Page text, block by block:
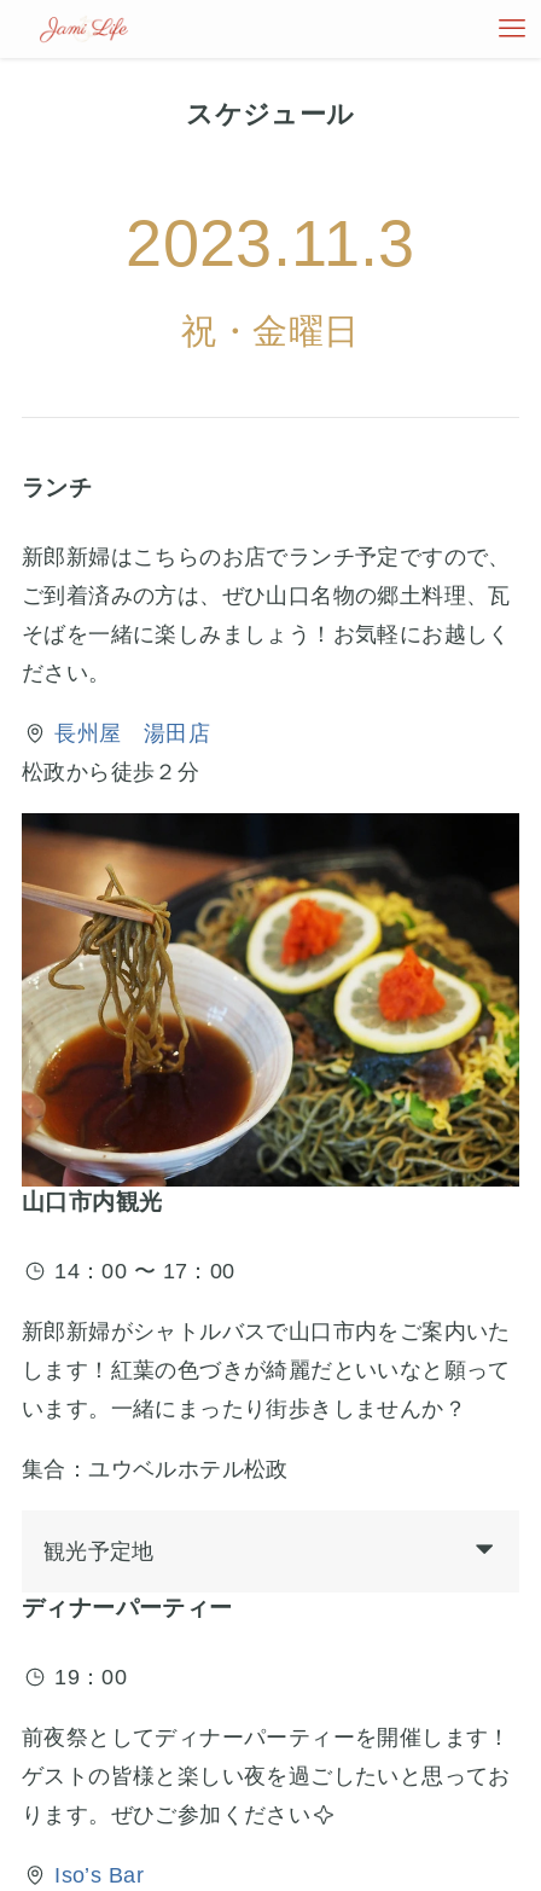
スケジュール
2023.11.3
祝・金曜日
ランチ
新郎新婦はこちらのお店でランチ予定ですので、
ご到着済みの方は、ぜひ山口名物の郷土料理、瓦
そばを一緒に楽しみましょう！お気軽にお越しく
ださい。
長州屋 湯田店
松政から徒歩２分
山口市内観光
14：00 〜 17：00
新郎新婦がシャトルバスで山口市内をご案内いた
します！紅葉の色づきが綺麗だといいなと願って
います。一緒にまったり街歩きしませんか？
集合：ユウベルホテル松政
観光予定地
ディナーパーティー
19：00
前夜祭としてディナーパーティーを開催します！
ゲストの皆様と楽しい夜を過ごしたいと思ってお
ります。ぜひご参加ください
Iso’s Bar